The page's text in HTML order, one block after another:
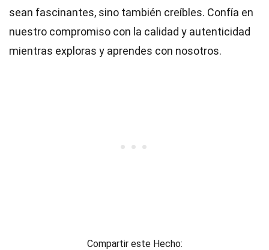
sean fascinantes, sino también creíbles. Confía en
nuestro compromiso con la calidad y autenticidad
mientras exploras y aprendes con nosotros.
Compartir este Hecho: